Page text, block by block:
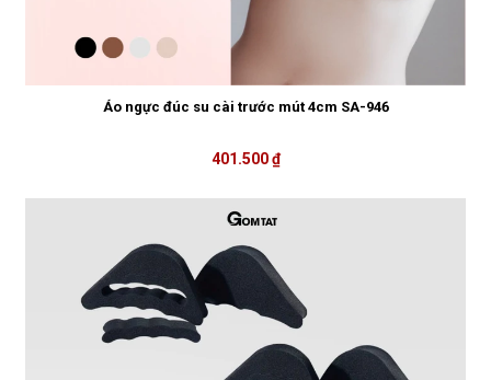
Áo ngực đúc su cài trước mút 4cm SA-946
401.500 ₫